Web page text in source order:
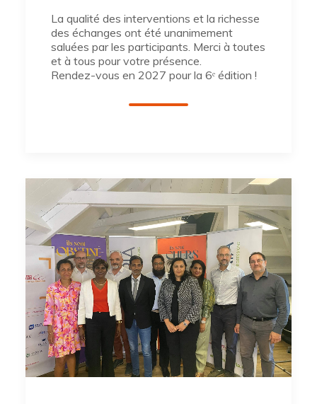
La qualité des interventions et la richesse
des échanges ont été unanimement
saluées par les participants. Merci à toutes
et à tous pour votre présence.
Rendez-vous en 2027 pour la 6ᵉ édition !